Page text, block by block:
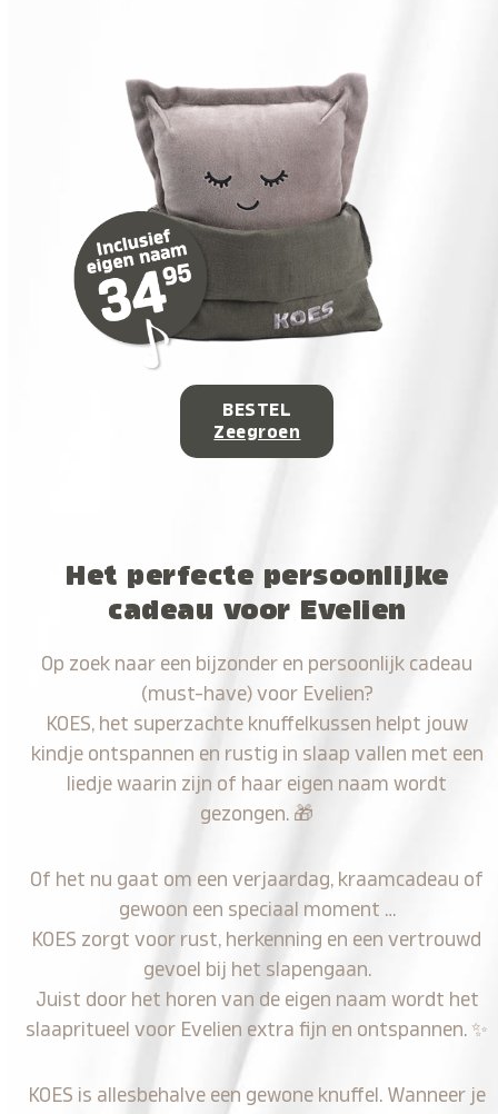
BESTEL
Zeegroen
Het perfecte persoonlijke
cadeau voor Evelien
Op zoek naar een bijzonder en persoonlijk cadeau
(must-have) voor Evelien?
KOES, het superzachte knuffelkussen helpt jouw
kindje ontspannen en rustig in slaap vallen met een
liedje waarin zijn of haar eigen naam wordt
gezongen. 🎁
Of het nu gaat om een verjaardag, kraamcadeau of
gewoon een speciaal moment …
KOES zorgt voor rust, herkenning en een vertrouwd
gevoel bij het slapengaan.
Juist door het horen van de eigen naam wordt het
slaapritueel voor Evelien extra fijn en ontspannen. ✨
KOES is allesbehalve een gewone knuffel. Wanneer je